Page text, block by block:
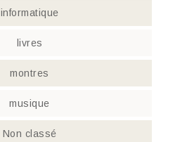
informatique
livres
montres
musique
Non classé